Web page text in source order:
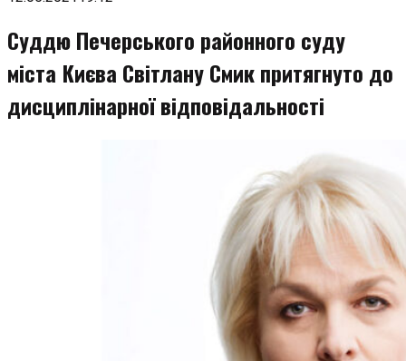
Суддю Печерського районного суду
міста Києва Світлану Смик притягнуто до
дисциплінарної відповідальності